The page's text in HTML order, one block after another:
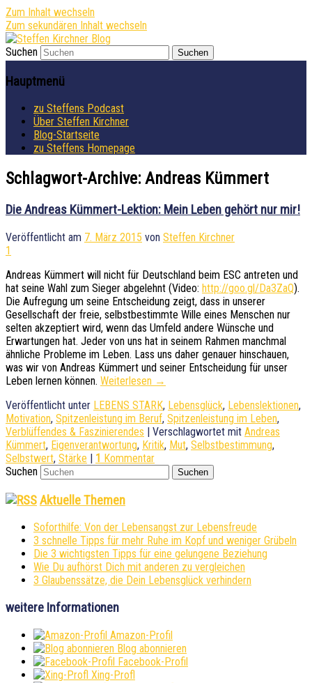
Zum Inhalt wechseln
Zum sekundären Inhalt wechseln
Steffen Kirchner Blog
Aktuelles von Speaker & Motivationstrainer
Steffen Kirchner
Suchen
Hauptmenü
zu Steffens Podcast
Über Steffen Kirchner
Blog-Startseite
zu Steffens Homepage
Schlagwort-Archive: Andreas Kümmert
Die Andreas Kümmert-Lektion: Mein Leben gehört nur mir!
Veröffentlicht am 7. März 2015 von Steffen Kirchner
1
Andreas Kümmert will nicht für Deutschland beim ESC antreten und
hat seine Wahl zum Sieger abgelehnt (Video: http://goo.gl/Da3ZaQ).
Die Aufregung um seine Entscheidung zeigt, dass in unserer
Gesellschaft der freie, selbstbestimmte Wille eines Menschen nur
selten akzeptiert wird, wenn das Umfeld andere Wünsche und
Erwartungen hat. Jeder von uns hat in seinem Rahmen manchmal
ähnliche Probleme im Leben. Lass uns daher genauer hinschauen,
was wir von Andreas Kümmert und seiner Entscheidung für unser
Leben lernen können. Weiterlesen →
Veröffentlicht unter LEBENS STARK, Lebensglück, Lebenslektionen,
Motivation, Spitzenleistung im Beruf, Spitzenleistung im Leben,
Verblüffendes & Faszinierendes | Verschlagwortet mit Andreas
Kümmert, Eigenverantwortung, Kritik, Mut, Selbstbestimmung,
Selbstwert, Stärke | 1 Kommentar
Suchen
Aktuelle Themen
Soforthilfe: Von der Lebensangst zur Lebensfreude
3 schnelle Tipps für mehr Ruhe im Kopf und weniger Grübeln
Die 3 wichtigsten Tipps für eine gelungene Beziehung
Wie Du aufhörst Dich mit anderen zu vergleichen
3 Glaubenssätze, die Dein Lebensglück verhindern
weitere Informationen
Amazon-Profil
Blog abonnieren
Facebook-Profil
Xing-Profl